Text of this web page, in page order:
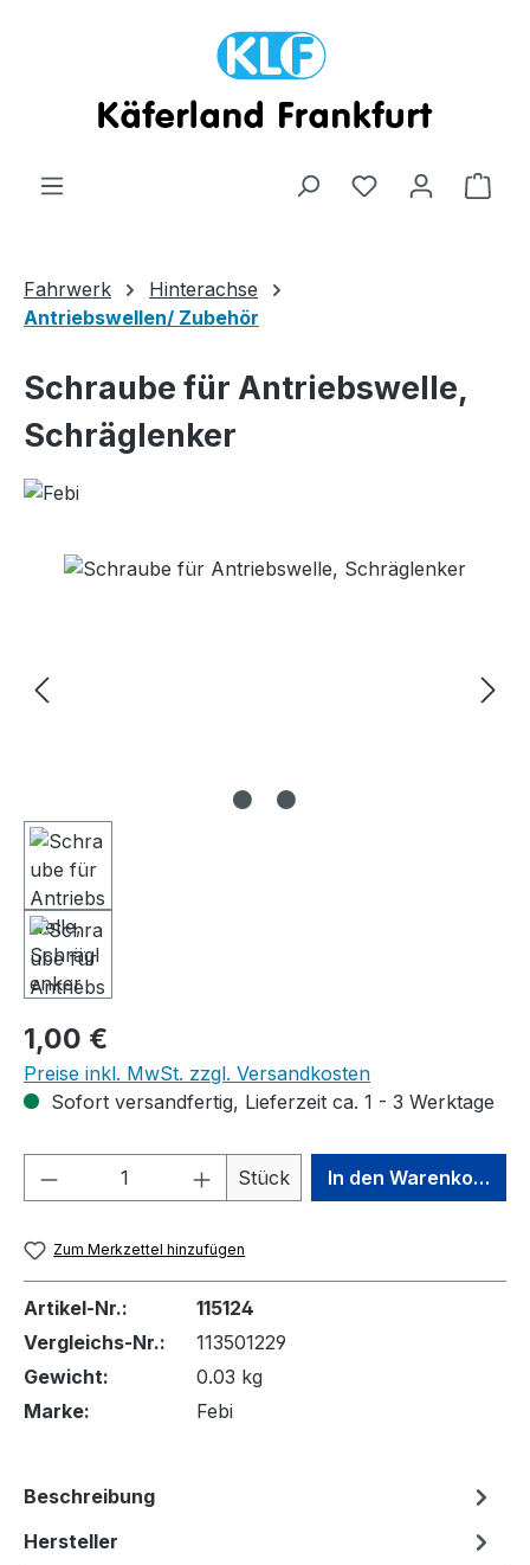
Zum Hauptinhalt springen
Fahrwerk
Hinterachse
Antriebswellen/ Zubehör
Schraube für Antriebswelle,
Schräglenker
Bildergalerie überspringen
Regulärer Preis:
1,00 €
Preise inkl. MwSt. zzgl. Versandkosten
Sofort versandfertig, Lieferzeit ca. 1 - 3 Werktage
Produkt Anzahl: Gib den
Stück In den Warenkorb
Zum Merkzettel hinzufügen
Artikel-Nr.:
115124
Vergleichs-Nr.:
113501229
Gewicht:
0.03 kg
Marke:
Febi
Beschreibung
Hersteller